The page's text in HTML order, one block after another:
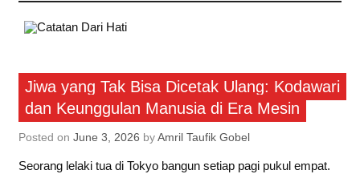
Artikel
Jiwa yang Tak Bisa Dicetak Ulang: Kodawari
dan Keunggulan Manusia di Era Mesin
Posted on June 3, 2026 byAmril Taufik Gobel
Seorang lelaki tua di Tokyo bangun setiap pagi pukul empat.